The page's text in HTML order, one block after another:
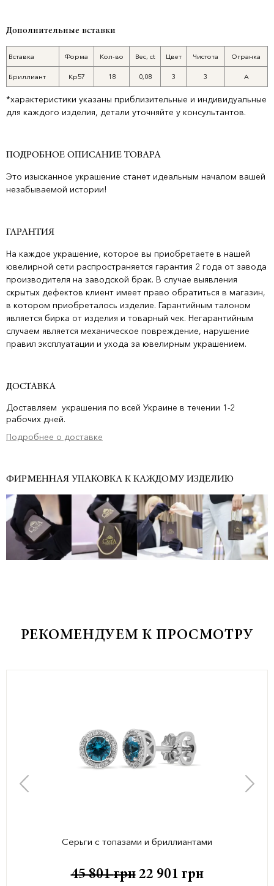
Дополнительные вставки
Вставка Форма Кол-во Вес, ct Цвет Чистота Огранка
Бриллиант Кр57 18 0,08 3 3 А
*характеристики указаны приблизительные и индивидуальные
для каждого изделия, детали уточняйте у консультантов.
ПОДРОБНОЕ ОПИСАНИЕ ТОВАРА
Это изысканное украшение станет идеальным началом вашей
незабываемой истории!
ГАРАНТИЯ
На каждое украшение, которое вы приобретаете в нашей
ювелирной сети распространяется гарантия 2 года от завода
производителя на заводской брак. В случае выявления
скрытых дефектов клиент имеет право обратиться в магазин,
в котором приобреталось изделие. Гарантийным талоном
является бирка от изделия и товарный чек. Негарантийным
случаем является механическое повреждение, нарушение
правил эксплуатации и ухода за ювелирным украшением.
ДОСТАВКА
Доставляем украшения по всей Украине в течении 1-2
рабочих дней.
Подробнее о доставке
ФИРМЕННАЯ УПАКОВКА К КАЖДОМУ ИЗДЕЛИЮ
РЕКОМЕНДУЕМ К ПРОСМОТРУ
Серьги с топазами и бриллиантами
45 801грн 22 901 грн